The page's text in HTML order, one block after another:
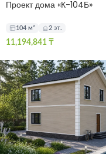
Проект дома «К-104Б»
104 м² 2 эт.
11,194,841 ₸